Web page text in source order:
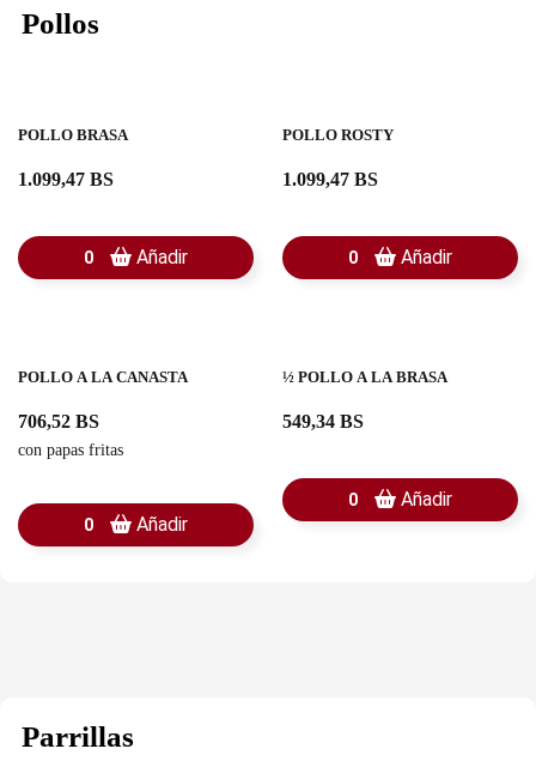
Pollos
POLLO BRASA
1.099,47 BS
0 Añadir
POLLO ROSTY
1.099,47 BS
0 Añadir
POLLO A LA CANASTA
706,52 BS
con papas fritas
0 Añadir
½ POLLO A LA BRASA
549,34 BS
0 Añadir
Parrillas